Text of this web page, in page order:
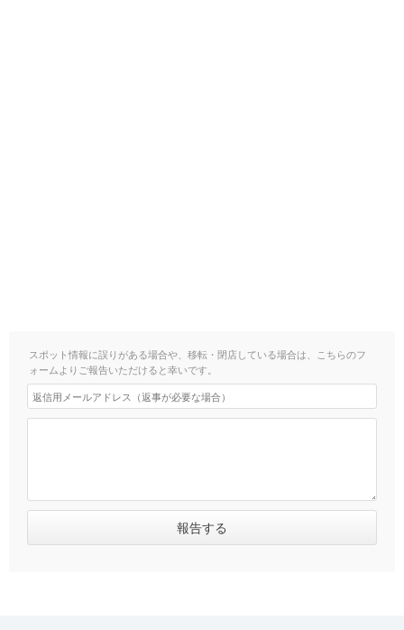
スポット情報に誤りがある場合や、移転・閉店している場合は、こちらのフ
ォームよりご報告いただけると幸いです。